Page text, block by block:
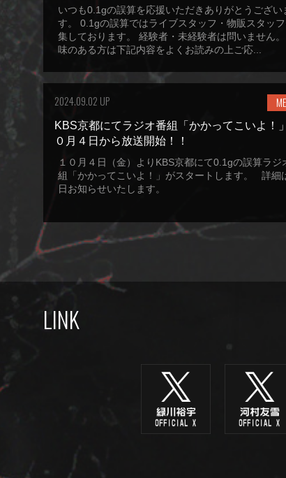
いつも0.1gの誤算を応援いただきありがとうござい
す。 0.1gの誤算ではライブスタッフ・物販スタッ
集しております。 経験者・未経験者は問いません
味のある方は下記内容をよくお読みの上ご応...
2024.09.02 UP
KBS京都にてラジオ番組「かかってこいよ！
０月４日から放送開始！！
１０月４日（金）よりKBS京都にて0.1gの誤算ラジ
組「かかってこいよ！」がスタートします。 詳細
日お知らせいたします。
LINK